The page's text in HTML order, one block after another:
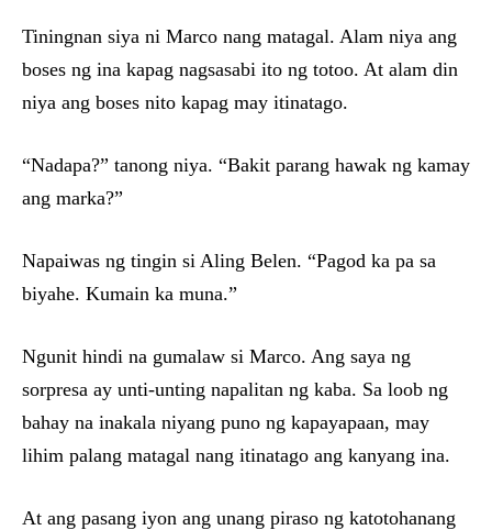
Tiningnan siya ni Marco nang matagal. Alam niya ang
boses ng ina kapag nagsasabi ito ng totoo. At alam din
niya ang boses nito kapag may itinatago.
“Nadapa?” tanong niya. “Bakit parang hawak ng kamay
ang marka?”
Napaiwas ng tingin si Aling Belen. “Pagod ka pa sa
biyahe. Kumain ka muna.”
Ngunit hindi na gumalaw si Marco. Ang saya ng
sorpresa ay unti-unting napalitan ng kaba. Sa loob ng
bahay na inakala niyang puno ng kapayapaan, may
lihim palang matagal nang itinatago ang kanyang ina.
At ang pasang iyon ang unang piraso ng katotohanang